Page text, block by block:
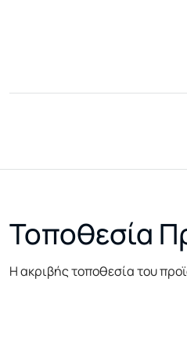
Τοποθεσία
Η ακριβής τοποθεσία του